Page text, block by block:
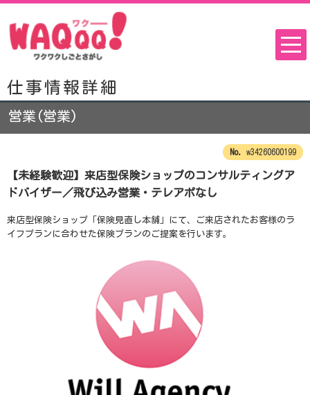
仕事情報詳細
営業(営業)
w34260600199
【未経験歓迎】来店型保険ショップのコンサルティングア
ドバイザー／飛び込み営業・テレアポなし
来店型保険ショップ「保険見直し本舗」にて、ご来店されたお客様のラ
イフプランに合わせた保険プランのご提案を行います。